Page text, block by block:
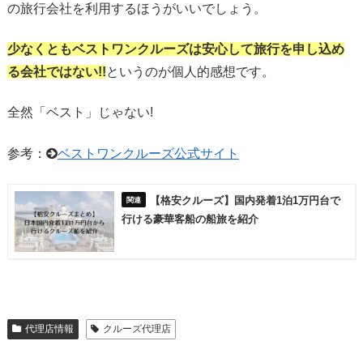
の旅行会社を利用するほうがいいでしょう。
少なくともベストワンクルーズは安心して旅行を申し込め
る会社ではない!!というのが個人的感想です。
全然「ベスト」じゃない!
参考： ベストワンクルーズ公式サイト
【格安クルーズ】国内発着1泊1万円台で
行ける豪華客船の船旅を紹介
代理店情報 クルーズ代理店